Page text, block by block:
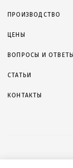
ПРОИЗВОДСТВО
ЦЕНЫ
ВОПРОСЫ И ОТВЕТЫ
СТАТЬИ
КОНТАКТЫ